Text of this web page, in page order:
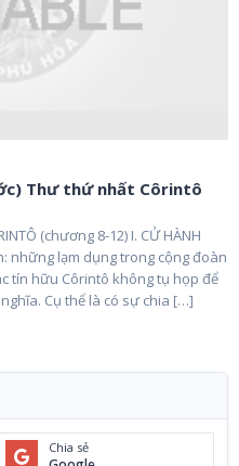
Thư thứ nhất Côrintô
(chương 8-12) I. CỬ HÀNH
những lạm dụng trong cộng đoàn
tín hữu Côrintô không tụ họp để
Cụ thể là có sự chia […]
Chia sẻ